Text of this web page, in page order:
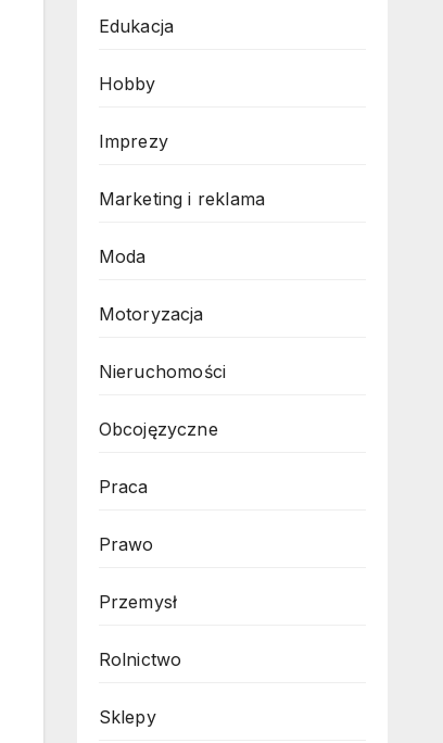
Edukacja
Hobby
Imprezy
Marketing i reklama
Moda
Motoryzacja
Nieruchomości
Obcojęzyczne
Praca
Prawo
Przemysł
Rolnictwo
Sklepy